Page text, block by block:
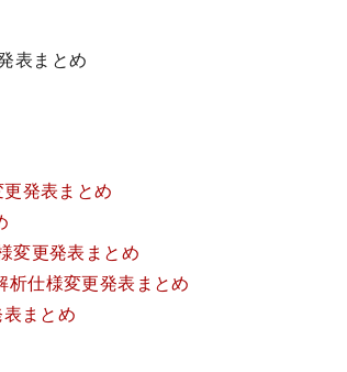
表まとめ
発表まとめ
変更発表まとめ
析仕様変更発表まとめ
まとめ